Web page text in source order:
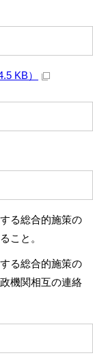
KB）
る総合的施策の
こと。
る総合的施策の
機関相互の連絡